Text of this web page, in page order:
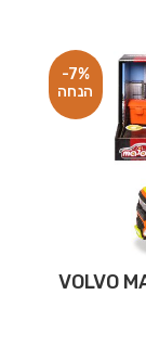
-7%